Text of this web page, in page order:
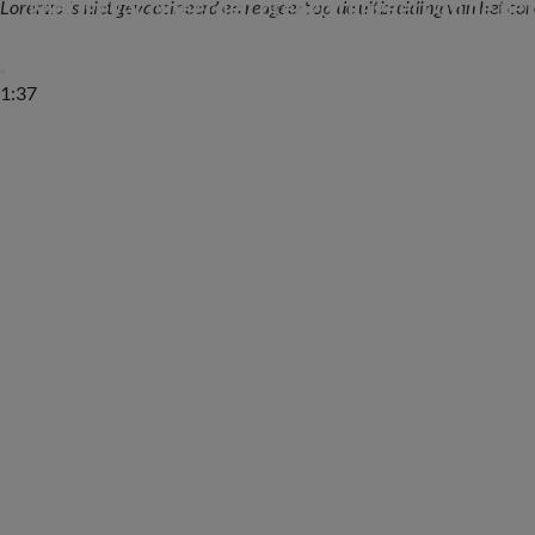
Lorenzo is niet gevaccineerd en reageert op de uitbreiding van het
1:37
Niet-gevaccineerde Lorenzo reageert op de